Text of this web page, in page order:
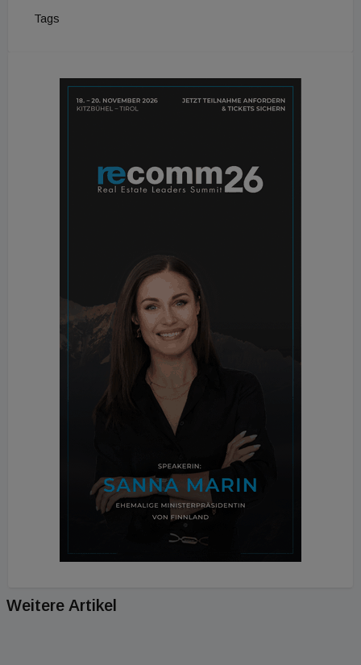
Tags
Weitere Artikel